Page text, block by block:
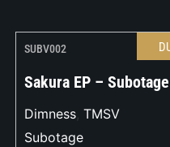
SUBV002
Sakura EP –
Dimness, TMSV
Subotage